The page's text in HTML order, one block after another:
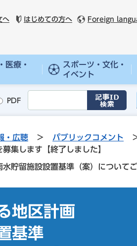
へ はじめての方へ Foreign
医療・
スポーツ・文化・
イベント
PDF
・広聴 > パブリックコメント
集します【終了しました】
貯留施設設置基準（案）について
地区計画
基準